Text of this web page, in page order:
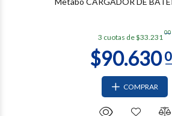
3 cuotas de $33.231
00
COMPRAR